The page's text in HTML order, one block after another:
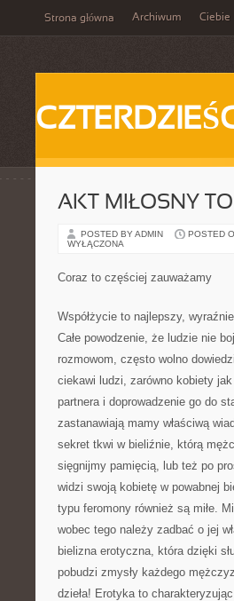
Strona główna Archiwum Ciebie
AKT MIŁOSNY TO
POSTED BY ADMIN POSTED
WYŁĄCZONA
Coraz to częściej zauważamy
Współżycie to najlepszy,
Całe powodzenie, że ludzie nie
rozmowom, często wolno
ciekawi ludzi, zarówno kobiety
partnera i doprowadzenie go do
zastanawiają mamy właściwą
sekret tkwi w bieliźnie, którą
sięgnijmy pamięcią, lub też po
widzi swoją kobietę w powabnej
typu feromony również są miłe.
wobec tego należy zadbać o jej
bielizna erotyczna, która dzięki
pobudzi zmysły każdego
dzieła! Erotyka to